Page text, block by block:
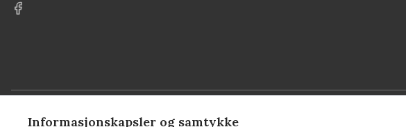
Informasjonskapsler og samtykke